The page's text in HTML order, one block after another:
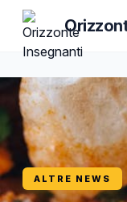
ALTRE NEWS